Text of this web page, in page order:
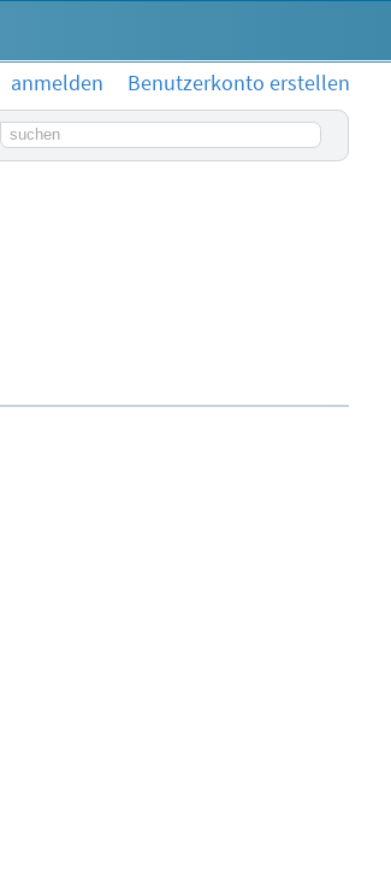
anmelden
Benutzerkonto erstellen
Suchbegriff